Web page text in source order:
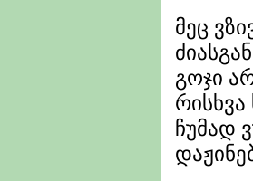
მეც
გოჯი
რისხვა
ჩუმად